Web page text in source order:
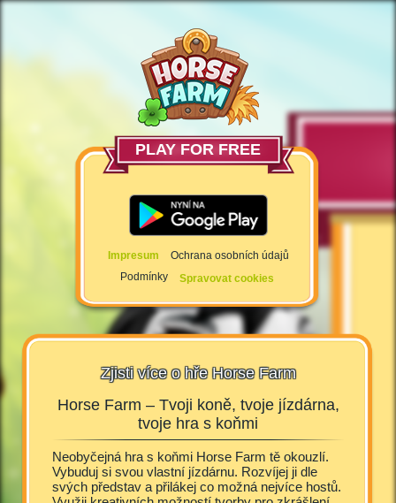
PLAY FOR FREE
Impresum
Ochrana osobních údajů
Podmínky
Spravovat cookies
Zjisti více o hře Horse Farm
Horse Farm – Tvoji koně, tvoje jízdárna,
tvoje hra s koňmi
Neobyčejná hra s koňmi Horse Farm tě okouzlí.
Vybuduj si svou vlastní jízdárnu. Rozvíjej ji dle
svých představ a přilákej co možná nejvíce hostů.